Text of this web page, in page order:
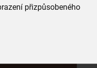
přizpůsobeného